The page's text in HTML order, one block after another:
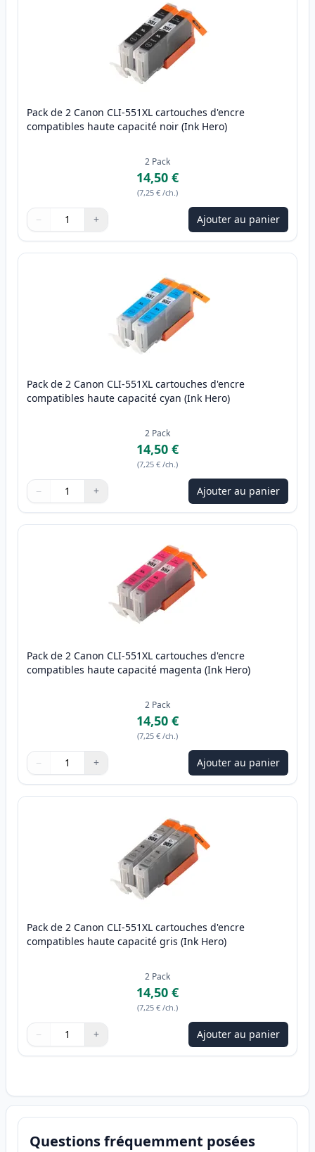
Pack de 2 Canon CLI-551XL cartouches d'encre
compatibles haute capacité noir (Ink Hero)
2 Pack
14,50 €
(7,25 € /ch.)
Quantité
Utilisez les boutons pour ajuster
− +
Quantité Ajouter au panier
Pack de 2 Canon CLI-551XL cartouches d'encre
compatibles haute capacité cyan (Ink Hero)
2 Pack
14,50 €
(7,25 € /ch.)
Quantité
Utilisez les boutons pour ajuster
− +
Quantité Ajouter au panier
Pack de 2 Canon CLI-551XL cartouches d'encre
compatibles haute capacité magenta (Ink Hero)
2 Pack
14,50 €
(7,25 € /ch.)
Quantité
Utilisez les boutons pour ajuster
− +
Quantité Ajouter au panier
Pack de 2 Canon CLI-551XL cartouches d'encre
compatibles haute capacité gris (Ink Hero)
2 Pack
14,50 €
(7,25 € /ch.)
Quantité
Utilisez les boutons pour ajuster
− +
Quantité Ajouter au panier
Questions fréquemment posées